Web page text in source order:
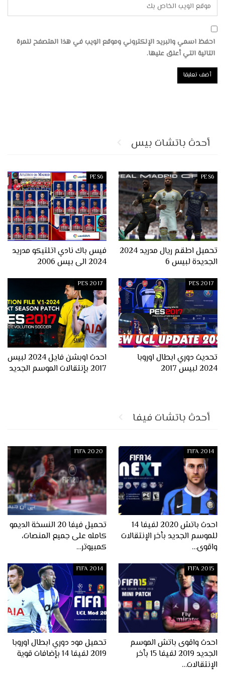
احفظ اسمي والبريد الإلكتروني وموقع الويب في هذا المتصفح للمرة
التالية التي أعلق عليها.
أحدث باتشات بيس
PES6
تحميل اطقم ريال مدريد 2024
الجديدة لبيس 6
PES6
فيس باك نادي اتلتيكو مدريد
2024 الى بيس 2006
PES 2017
تحديث دوري ابطال اوروبا
2024 لبيس 2017
PES 2017
احدث اوبشن فايل 2024 لبيس
2017 بإنتقالات الموسم الجديد
أحدث باتشات فيفا
FIFA 2014
احدث باتش 2020 لفيفا 14
للموسم الجديد بأخر الإنتقالات
واقوى…
FIFA 2020
تحميل فيفا 20 النسخة الديمو
كامله على جميع المنصات،
كمبيوتر…
FIFA 2015
احدث واقوى باتش الموسم
الجديد 2019 لفيفا 15 بأخر
الإنتقالات…
FIFA 2014
تحميل مود دوري ابطال اوروبا
2019 لفيفا 14 بإضافات قوية